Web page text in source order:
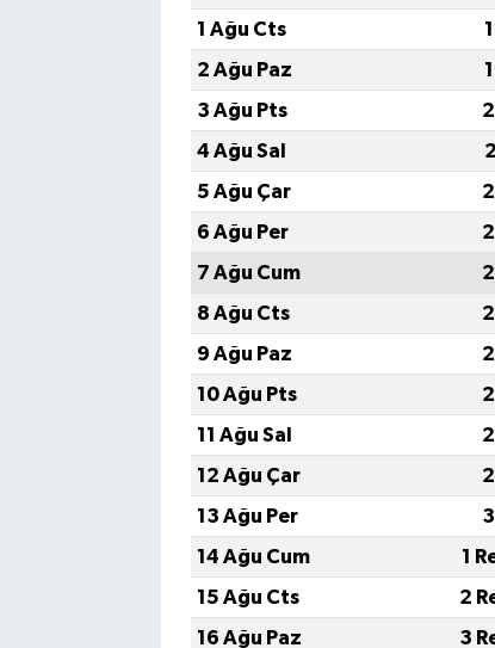
1 Ağu Cts
2 Ağu Paz
3 Ağu Pts
4 Ağu Sal
5 Ağu Çar
6 Ağu Per
7 Ağu Cum
8 Ağu Cts
9 Ağu Paz
10 Ağu Pts
11 Ağu Sal
12 Ağu Çar
13 Ağu Per
14 Ağu Cum
1
15 Ağu Cts
2
16 Ağu Paz
3